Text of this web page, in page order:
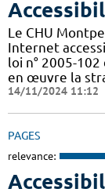
Le CHU
Internet
loi n° 2005-
en œuvre la
14/11/2024 11:12
PAGES
relevance: